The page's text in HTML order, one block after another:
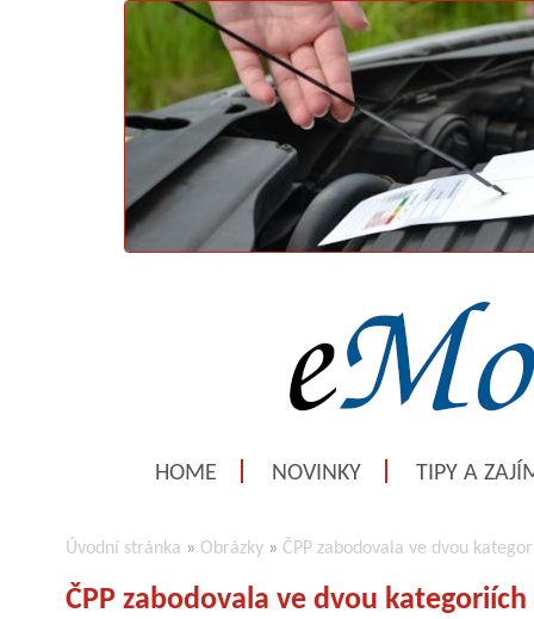
HOME NOVINKY TIPY A
Úvodní stránka » Obrázky » ČPP zabodovala ve dvou
ČPP zabodovala ve dvou